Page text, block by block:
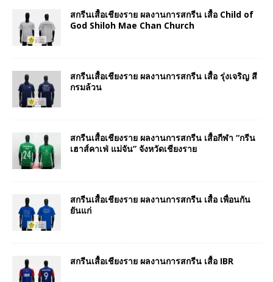
สกรีนเสื้อเชียงราย ผลงานการสกรีน เสื้อ Child of
God Shiloh Mae Chan Church
สกรีนเสื้อเชียงราย ผลงานการสกรีน เสื้อ รุ่งเจริญ สี
กรมล้วน
สกรีนเสื้อเชียงราย ผลงานการสกรีน เสื้อกีฬา “กรีน
เฮาส์คาเฟ่ แม่จัน” จังหวัดเชียงราย
สกรีนเสื้อเชียงราย ผลงานการสกรีน เสื้อ เพื่อนกัน
ยันแก่
สกรีนเสื้อเชียงราย ผลงานการสกรีน เสื้อ IBR